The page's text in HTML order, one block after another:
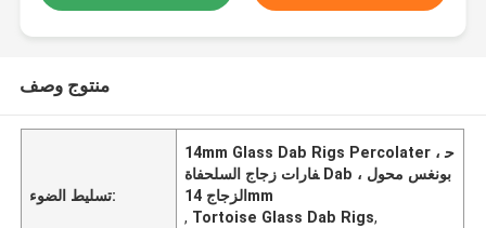
منتوج وصف
تسليط الضوء:
14mm Glass Dab Rigs Percolater ، ح
فارات زجاج السلحفاة Dab ، بونغس محول
الزجاج 14mm
, Tortoise Glass Dab Rigs,